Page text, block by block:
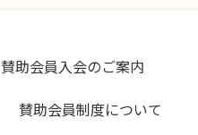
賛助会員入会のご案内
賛助会員制度について